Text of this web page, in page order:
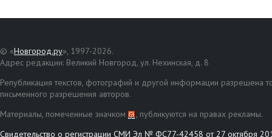
© «Новгород.ру», 1997-2026.
Адрес редакции: Великий Новгород, ул. Нехинская, д. 8
Републикация текстов, фотографий и другой информации разрешена
письменного разрешения авторов.
Материалы, помеченные значком
, публикуются на правах рекламы.
Свидетельство о регистрации СМИ Эл № ФС77-42458 от 27 октября